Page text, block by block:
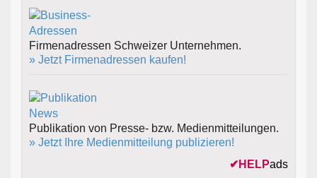
Firmenadressen Schweizer Unternehmen.
» Jetzt Firmenadressen kaufen!
Publikation von Presse- bzw. Medienmitteilungen.
» Jetzt Ihre Medienmitteilung publizieren!
✔ HELPads